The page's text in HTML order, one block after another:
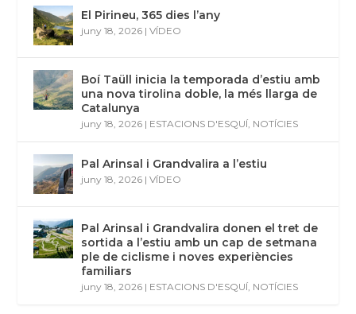
El Pirineu, 365 dies l’any
juny 18, 2026 |VÍDEO
Boí Taüll inicia la temporada d’estiu amb
una nova tirolina doble, la més llarga de
Catalunya
juny 18, 2026 | ESTACIONS D'ESQUÍ, NOTÍCIES
Pal Arinsal i Grandvalira a l’estiu
juny 18, 2026 |VÍDEO
Pal Arinsal i Grandvalira donen el tret de
sortida a l’estiu amb un cap de setmana
ple de ciclisme i noves experiències
familiars
juny 18, 2026 | ESTACIONS D'ESQUÍ, NOTÍCIES